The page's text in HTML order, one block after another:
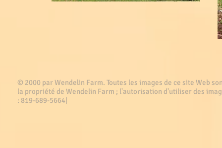
© 2000 par Wendelin Farm . Toutes les images de ce site Web
la propriété de Wendelin Farm ; l'autorisation d'utiliser des
: 819-689-5664|